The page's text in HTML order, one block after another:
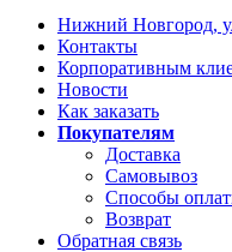
Нижний Новгород,
Контакты
Корпоративным
Новости
Как заказать
Покупателям
Доставка
Самовывоз
Способы
Возврат
Обратная связь